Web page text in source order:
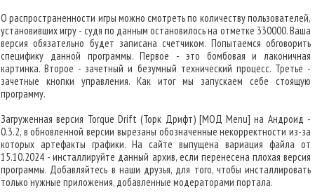
О распространенности игры можно смотреть по количеству пользователей,
установивших игру - судя по данным остановилось на отметке 330000. Ваша
версия обязательно будет записана счетчиком. Попытаемся обговорить
специфику данной программы. Первое - это бомбовая и лаконичная
картинка. Второе - зачетный и безумный технический процесс. Третье -
зачетные кнопки управления. Как итог мы запускаем себе стоящую
программу.
Загруженная версия Torque Drift (Торк Дрифт) [МОД Menu] на Андроид -
0.3.2, в обновленной версии вырезаны обозначенные некорректности из-за
которых артефакты графики. На сайте выпущена вариация файла от
15.10.2024 - инсталлируйте данный архив, если перенесена плохая версия
программы. Добавляйтесь в наши друзья, для того, чтобы инсталлировать
только нужные приложения, добавленные модераторами портала.